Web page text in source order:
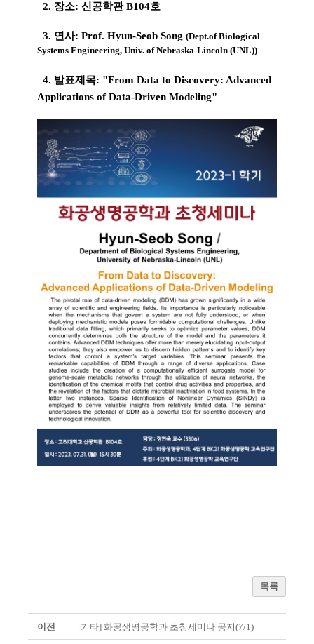
2. 장소: 신공학관 B104호
3. 연사: Prof. Hyun-Seob Song (Dept.of Biological
Systems Engineering, Univ. of Nebraska-Lincoln (UNL))
4. 발표제목: " From Data to Discovery: Advanced
Applications of Data-Driven Modeling"
목록
이전 [기타] 화공생명공학과 초청세미나 공지(7/1)